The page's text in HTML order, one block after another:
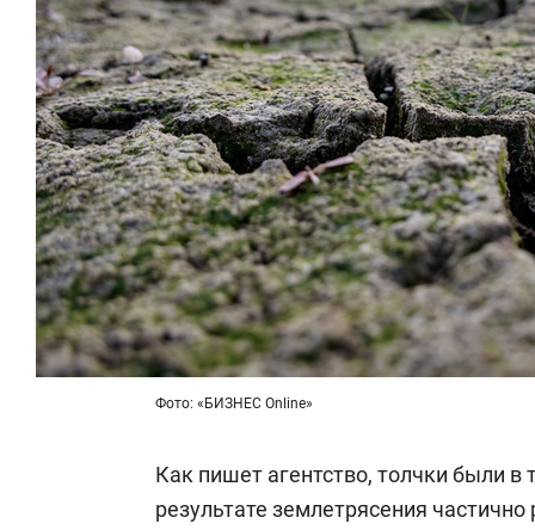
Фото: «БИЗНЕС Online»
Как пишет агентство, толчки были в
результате землетрясения